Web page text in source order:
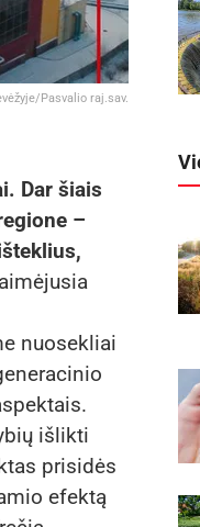
Pasvalio raj.sav.
Dar šiais
–
nuosekliai
išlikti
prisidės
efektą